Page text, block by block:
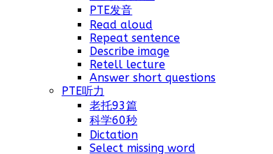
PTE发音
Read aloud
Repeat sentence
Describe image
Retell lecture
Answer short questions
PTE听力
老托93篇
科学60秒
Dictation
Select missing word